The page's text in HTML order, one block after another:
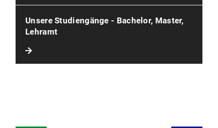
Unsere Studiengänge - Bachelor, Master,
Lehramt